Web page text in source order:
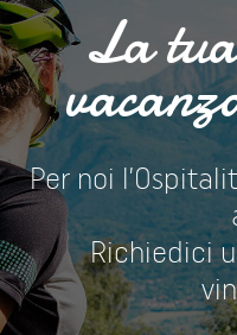
La
Per noi
Richiedici